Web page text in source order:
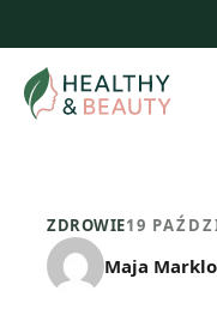
treści
ZDROWIE19
Maja